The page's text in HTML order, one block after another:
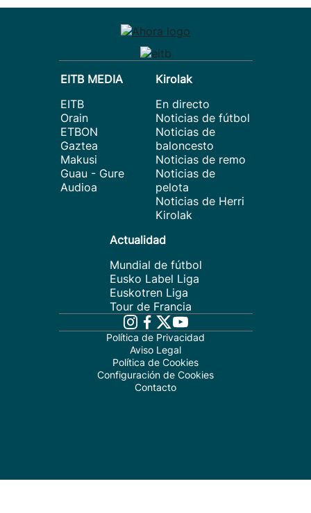
EITB MEDIA
EITB
Orain
ETBON
Gaztea
Makusi
Guau - Gure
Audioa
Kirolak
En directo
Noticias de fútbol
Noticias de
baloncesto
Noticias de remo
Noticias de
pelota
Noticias de Herri
Kirolak
Actualidad
Mundial de fútbol
Eusko Label Liga
Euskotren Liga
Tour de Francia
Política de Privacidad
Aviso Legal
Política de Cookies
Configuración de Cookies
Contacto